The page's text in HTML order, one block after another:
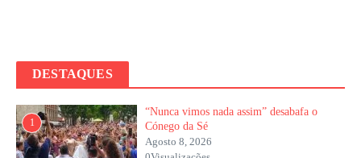
DESTAQUES
1
“Nunca vimos nada assim” desabafa o
Cónego da Sé
Agosto 8, 2026